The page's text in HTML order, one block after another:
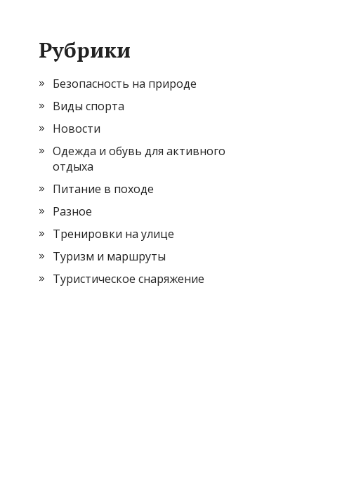
Рубрики
Безопасность на природе
Виды спорта
Новости
Одежда и обувь для активного
отдыха
Питание в походе
Разное
Тренировки на улице
Туризм и маршруты
Туристическое снаряжение